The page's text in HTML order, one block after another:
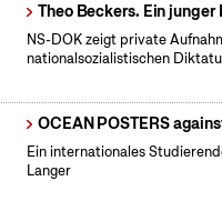
Theo Beckers. Ein
NS-DOK zeigt private
nationalsozialistischen
OCEAN POSTERS
Ein internationales
Langer